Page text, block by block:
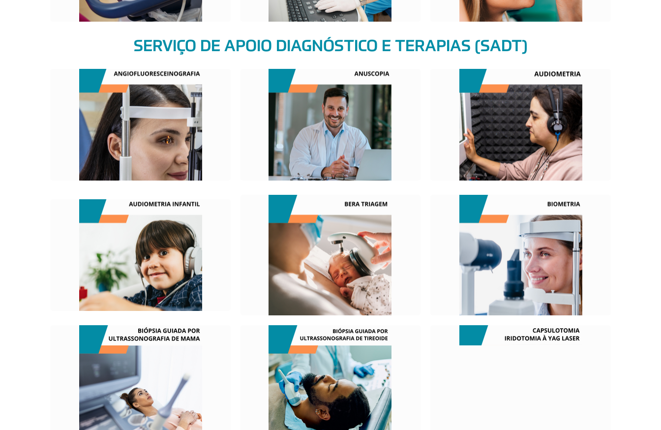
SERVIÇO DE APOIO DIAGNÓSTICO E TERAPIAS (SADT)
O QUE É?
Trata-se de uma técnica para examinar a
circulação da retina e da coroide usando
um corante fluorescente e uma câmera
especializada.
O QUE É?
Exame que utiliza um pequeno espéculo
rígido inserido poucos centímetros no
interior do ânus, de modo a avaliar
problemas do canal anal.
O QUE É?
Tem por finalidade avaliar a audição do
paciente, identificando sua capacidade
para ouvir e interpretar sons.
O QUE É?
Tem por finalidade avaliar a audição do
paciente, identificando sua capacidade
para ouvir e interpretar sons.
O QUE É?
Consiste em um exame que detecta
alterações auditivas estruturais que
podem ocorrer tanto nos nervos
periféricos quanto no sistema nervoso
central.
O QUE É?
Estudo estatístico das características
físicas ou comportamentais dos seres
vivos.
O QUE É?
Destina-se ao diagnóstico das patologias
mamária, evidenciadas em mamografia e
ultrassonografia mamária.
O QUE É?
É um procedimento médico feito para
remover um pedaço de tecido da tireoide,
para investigar possíveis doenças.